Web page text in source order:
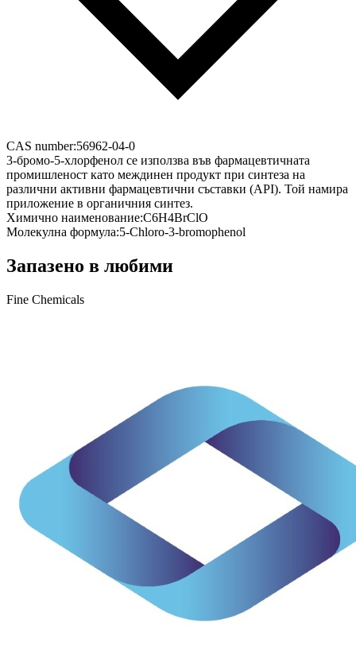
CAS number:56962-04-0
3-бромо-5-хлорфенол се използва във фармацевтичната
промишленост като междинен продукт при синтеза на
различни активни фармацевтични съставки (API). Той намира
приложение в органичния синтез.
Химично наименование:C6H4BrClO
Молекулна формула:5-Chloro-3-bromophenol
Запазено в любими
Fine Chemicals